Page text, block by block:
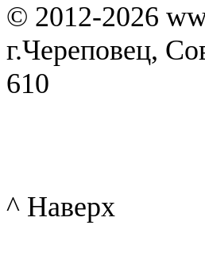
© 2012-2026
г.Череповец,
610
^ Наверх